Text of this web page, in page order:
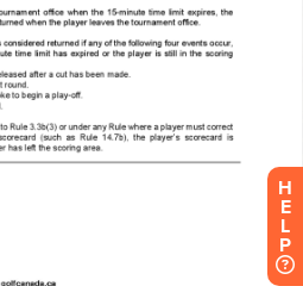
H
E
L
P